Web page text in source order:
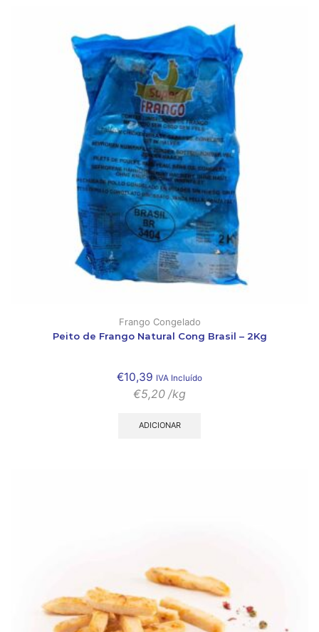
Frango Congelado
Peito de Frango Natural Cong Brasil – 2Kg
€10,39 IVA Incluído
€5,20 /kg
ADICIONAR